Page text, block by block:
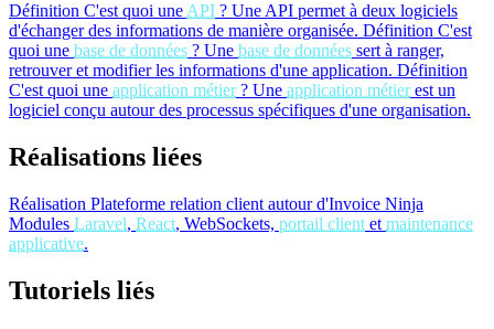
Définition C'est quoi une API ? Une API permet à deux logiciels
d'échanger des informations de manière organisée. Définition C'est
quoi une base de données ? Une base de données sert à ranger,
retrouver et modifier les informations d'une application. Définition
C'est quoi une application métier? Une application métierest un
logiciel conçu autour des processus spécifiques d'une organisation.
Réalisations liées
Réalisation Plateforme relation client autour d'Invoice Ninja
Modules Laravel, React, WebSockets, portail client et maintenance
applicative.
Tutoriels liés